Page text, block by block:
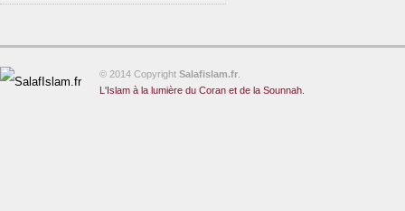
© 2014 Copyright Salafislam.fr
L'Islam à la lumière du Coran et de la Sounnah.